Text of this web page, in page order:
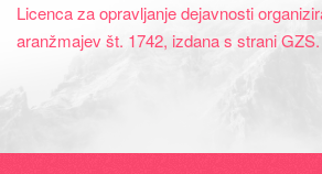
Licenca za opravljanje dejavnosti
aranžmajev št. 1742, izdana s strani GZS.